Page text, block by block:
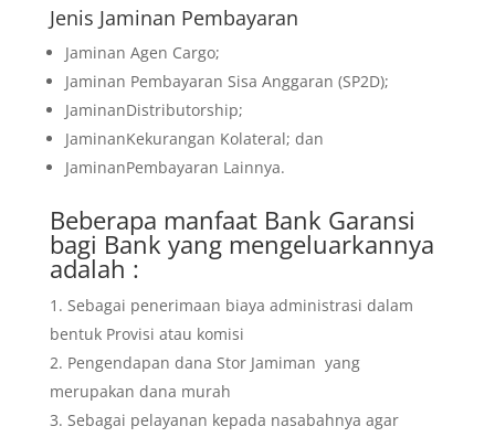
Jenis Jaminan Pembayaran
Jaminan Agen Cargo;
Jaminan Pembayaran Sisa Anggaran (SP2D);
JaminanDistributorship;
JaminanKekurangan Kolateral; dan
JaminanPembayaran Lainnya.
Beberapa manfaat Bank Garansi
bagi Bank yang mengeluarkannya
adalah :
Sebagai penerimaan biaya administrasi dalam
bentuk Provisi atau komisi
Pengendapan dana Stor Jamiman yang
merupakan dana murah
Sebagai pelayanan kepada nasabahnya agar